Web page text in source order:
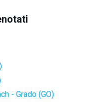
- Grado (GO)